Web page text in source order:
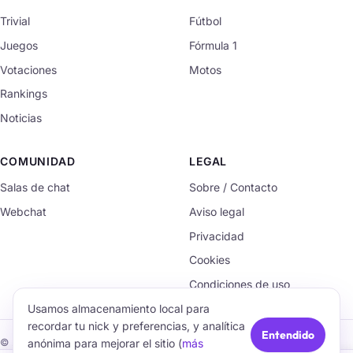
Trivial
Juegos
Votaciones
Rankings
Noticias
Fútbol
Fórmula 1
Motos
COMUNIDAD
Salas de chat
Webchat
LEGAL
Sobre / Contacto
Aviso legal
Privacidad
Cookies
Condiciones de uso
© 2026 TrivialChat.org · Hecho con cariño para la comunidad.
Usamos almacenamiento local para
recordar tu nick y preferencias, y analítica
anónima para mejorar el sitio (más
Entendido